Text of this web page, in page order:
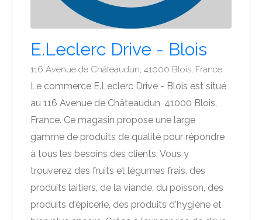
E.Leclerc Drive - Blois
116 Avenue de Châteaudun, 41000 Blois, France
Le commerce E.Leclerc Drive - Blois est situé
au 116 Avenue de Châteaudun, 41000 Blois,
France. Ce magasin propose une large
gamme de produits de qualité pour répondre
à tous les besoins des clients. Vous y
trouverez des fruits et légumes frais, des
produits laitiers, de la viande, du poisson, des
produits d'épicerie, des produits d'hygiène et